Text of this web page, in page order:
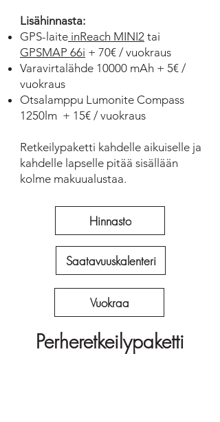
Lisähinnasta:
GPS-laite inReach MINI2 tai
GPSMAP 66i + 70€ / vuokraus
Varavirtalähde 10000 mAh + 5€ /
vuokraus
Otsalamppu Lumonite Compass
1250lm + 15€ / vuokraus
Retkeilypaketti kahdelle aikuiselle ja
kahdelle lapselle pitää sisällään
kolme makuualustaa.
Hinnasto
Saatavuuskalenteri
Vuokraa
Perheretkeilypaketti